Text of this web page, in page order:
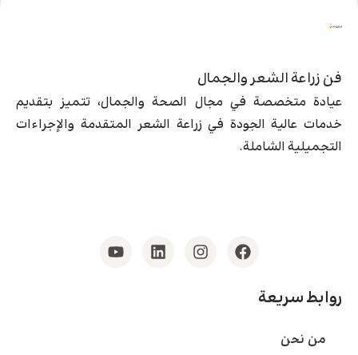
روابط سريعة
من نحن
فن زراعة الشعر والجمال
عيادة متخصصة في مجال الصحة والجمال، تتميز بتقديم
خدمات عالية الجودة في زراعة الشعر المتقدمة والإجراءات
التجميلية الشاملة.